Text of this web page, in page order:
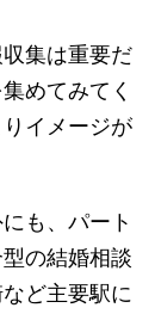
集は重要だ
めてみてく
イメージが
も、パート
の結婚相談
ど主要駅に